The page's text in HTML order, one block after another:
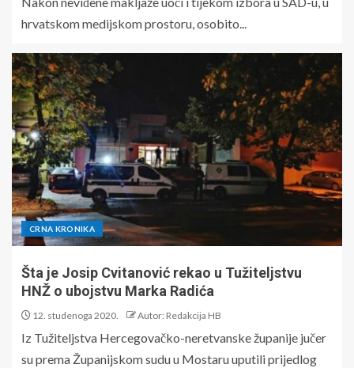
hrvatskom medijskom prostoru, osobito...
CRNA KRONIKA
Šta je Josip Cvitanović rekao u Tužiteljstvu
HNŽ o ubojstvu Marka Radića
12. studenoga 2020. Autor: Redakcija HB
Iz Tužiteljstva Hercegovačko-neretvanske županije jučer
su prema Županijskom sudu u Mostaru uputili prijedlog